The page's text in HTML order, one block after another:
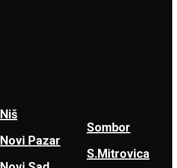
Niš
Novi Pazar
Sombor
S.Mitrovica